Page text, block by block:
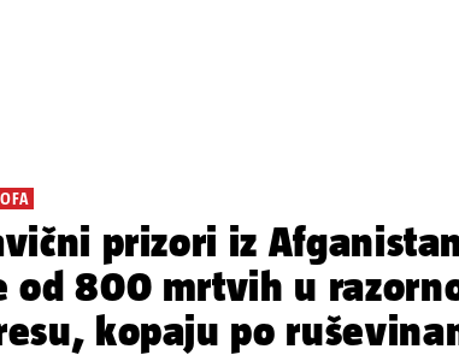
prizori iz
od 800 mrtvih u
kopaju po